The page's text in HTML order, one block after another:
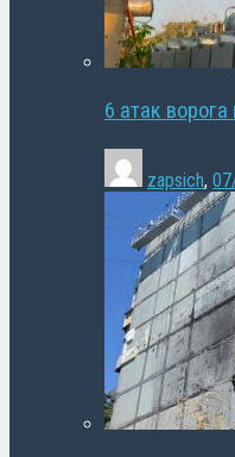
6 атак ворога
zapsich,